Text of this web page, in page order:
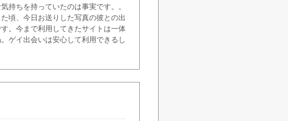
持ちを持っていたのは事実です。。
頃、今日お送りした写真の彼との出
。今まで利用してきたサイトは一体
ゲイ出会いは安心して利用できるし